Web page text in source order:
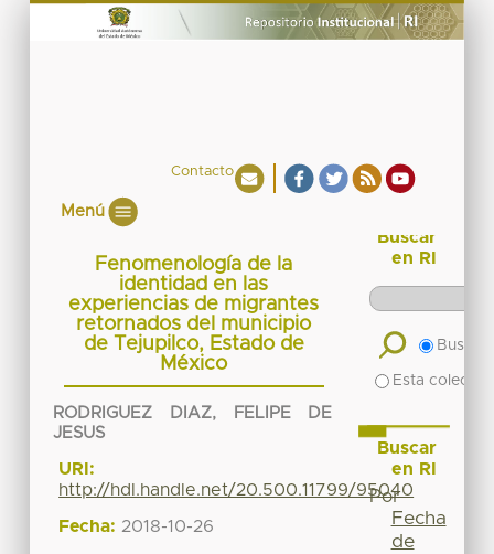
Contacto
Menú
Fenomenología de la
identidad en las
experiencias de migrantes
retornados del municipio
de Tejupilco, Estado de
México
RODRIGUEZ DIAZ, FELIPE DE
JESUS
URI:
http://hdl.handle.net/20.500.11799/95040
Fecha: 2018-10-26
Buscar
en RI
Buscar
Esta
Buscar
en RI
Por
Fecha
de